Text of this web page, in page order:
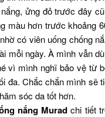
ửng đỏ trước đây
màu hơn trước khoảng
có viên uống chống
mỗi ngày. À mình vẫn
vì mình nghĩ bảo vệ từ
đa. Chắc chắn mình sẽ
sóc da tốt hơn.
nắng Murad chi tiết